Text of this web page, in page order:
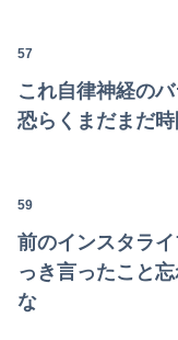
57
これ自律神経の
恐らくまだまだ
59
前のインスタラ
っき言ったこと
な